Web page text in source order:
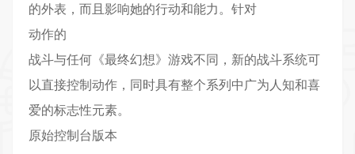
的外表，而且影响她的行动和能力。 针对
动作的
战斗与任何《最终幻想》游戏不同，新的战斗系统可
以直接控制动作，同时具有整个系列中广为人知和喜
爱的标志性元素。
原始控制台版本